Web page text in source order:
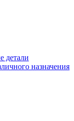
детали
назначения